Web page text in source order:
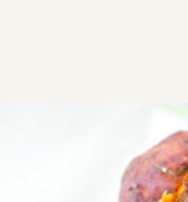
ΑΛΜΥΡΑ
Vegan